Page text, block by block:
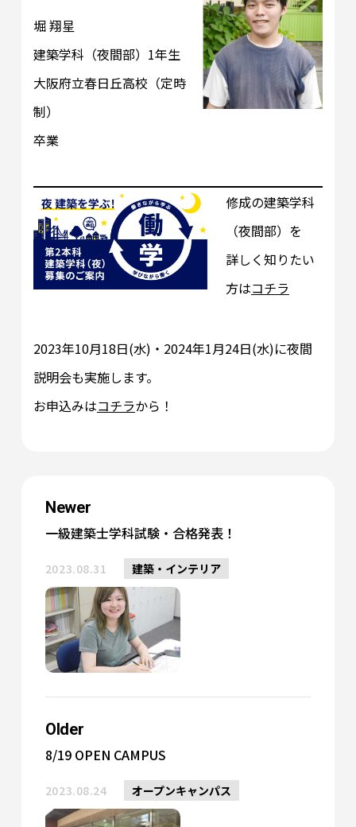
堀 翔星
建築学科（夜間部）1年生
大阪府立春日丘高校（定時
制）
卒業
修成の建築学科
（夜間部）を
詳しく知りたい
方はコチラ
2023年10月18日(水)・2024年1月24日(水)に夜間
説明会も実施します。
お申込みはコチラから！
Newer
一級建築士学科試験・合格発表！
2023.08.31 建築・インテリア
Older
8/19 OPEN CAMPUS
2023.08.24 オープンキャンパス